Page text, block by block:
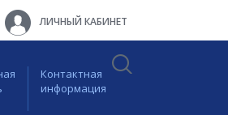
ЛИЧНЫЙ КАБИНЕТ
Контактная
информация